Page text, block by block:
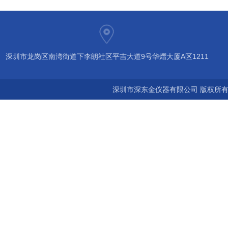
深圳市龙岗区南湾街道下李朗社区平吉大道9号华熠大厦A区1211
深圳市深东金仪器有限公司 版权所